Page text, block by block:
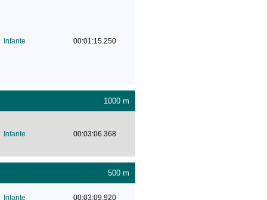
Infante 00:01:15.250
1000 m
Infante 00:03:06.368
500 m
Infante 00:03:09.920